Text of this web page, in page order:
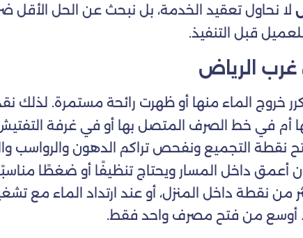
لا نحاول تعقيد الخدمة، بل نبحث عن الحل الأقل
قبل التنفيذ.
الرياض
خروج الماء منها أو ظهرت رائحة مستمرة. لذلك
أم في خط الصرف المتصل بها أو في غرفة التفتيش
نقطة التجميع ونفحص تراكم الدهون والرواسب
أعمق داخل المسار ويحتاج تنظيفًا أو ضغطًا
من نقطة داخل المنزل، أو عند ارتداد الماء مع
أوسع من فتح مصرف واحد فقط.